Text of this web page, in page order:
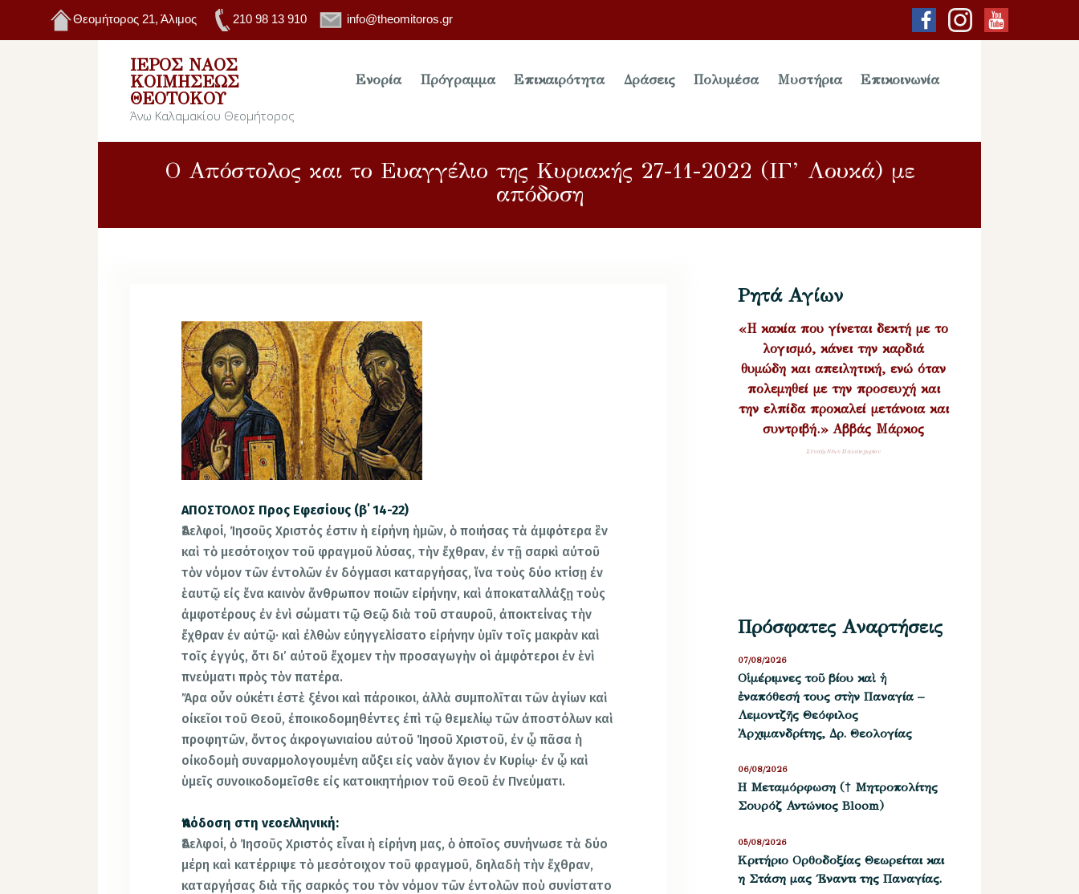
Θεομήτορος 21, Άλιμος 210 98 13 910 info@theomitoros.gr
ΙΕΡΌΣ ΝΑΌΣ
ΚΟΙΜΉΣΕΩΣ
ΘΕΟΤΌΚΟΥ
Άνω Καλαμακίου Θεομήτορος
Ενορία Πρόγραμμα Επικαιρότητα Δράσεις Πολυμέσα Μυστήρια Επικοινωνία
Ο Απόστολος και το Ευαγγέλιο της Κυριακής 27-11-2022 (ΙΓ’ Λουκά) με
απόδοση
ΑΠΟΣΤΟΛΟΣ Προς Εφεσίους (β΄ 14-22)
Ἀδελφοί, Ἰησοῦς Χριστός ἐστιν ἡ εἰρήνη ἡμῶν, ὁ ποιήσας τὰ ἀμφότερα ἓν
καὶ τὸ μεσότοιχον τοῦ φραγμοῦ λύσας, τὴν ἔχθραν, ἐν τῇ σαρκὶ αὐτοῦ
τὸν νόμον τῶν ἐντολῶν ἐν δόγμασι καταργήσας, ἵνα τοὺς δύο κτίσῃ ἐν
ἑαυτῷ εἰς ἕνα καινὸν ἄνθρωπον ποιῶν εἰρήνην, καὶ ἀποκαταλλάξῃ τοὺς
ἀμφοτέρους ἐν ἑνὶ σώματι τῷ Θεῷ διὰ τοῦ σταυροῦ, ἀποκτείνας τὴν
ἔχθραν ἐν αὐτῷ· καὶ ἐλθὼν εὐηγγελίσατο εἰρήνην ὑμῖν τοῖς μακρὰν καὶ
τοῖς ἐγγύς, ὅτι δι’ αὐτοῦ ἔχομεν τὴν προσαγωγὴν οἱ ἀμφότεροι ἐν ἑνὶ
πνεύματι πρὸς τὸν πατέρα.
Ἄρα οὖν οὐκέτι ἐστὲ ξένοι καὶ πάροικοι, ἀλλὰ συμπολῖται τῶν ἁγίων καὶ
οἰκεῖοι τοῦ Θεοῦ, ἐποικοδομηθέντες ἐπὶ τῷ θεμελίῳ τῶν ἀποστόλων καὶ
προφητῶν, ὄντος ἀκρογωνιαίου αὐτοῦ Ἰησοῦ Χριστοῦ, ἐν ᾧ πᾶσα ἡ
οἰκοδομὴ συναρμολογουμένη αὔξει εἰς ναὸν ἅγιον ἐν Κυρίῳ· ἐν ᾧ καὶ
ὑμεῖς συνοικοδομεῖσθε εἰς κατοικητήριον τοῦ Θεοῦ ἐν Πνεύματι.
Ἀπόδοση στη νεοελληνική:
Ἀδελφοί, ὁ Ἰησοῦς Χριστός εἶναι ἡ εἰρήνη μας, ὁ ὁποῖος συνήνωσε τὰ δύο
μέρη καὶ κατέρριψε τὸ μεσότοιχον τοῦ φραγμοῦ, δηλαδὴ τὴν ἔχθραν,
καταργήσας διὰ τῆς σαρκός του τὸν νόμον τῶν ἐντολῶν ποὺ συνίστατο
Ρητά Αγίων
«Η κακία που γίνεται δεκτή με το
λογισμό, κάνει την καρδιά
θυμώδη και απειλητική, ενώ όταν
πολεμηθεί με την προσευχή και
την ελπίδα προκαλεί μετάνοια και
συντριβή.» Αββάς Μάρκος
Σύναξη Νέων Παλαιοχωρίου
Πρόσφατες Αναρτήσεις
Οἱ μέριμνες τοῦ βίου καὶ ἡ
ἐναπόθεσή τους στὴν Παναγία –
Λεμοντζῆς Θεόφιλος
Ἀρχιμανδρίτης, Δρ. Θεολογίας
07/08/2026
Η Μεταμόρφωση († Μητροπολίτης
Σουρόζ Αντώνιος Bloom)
06/08/2026
Kριτήριο Oρθοδοξίας Θεωρείται και
η Στάση μας ΄Εναντι της Παναγίας.
05/08/2026